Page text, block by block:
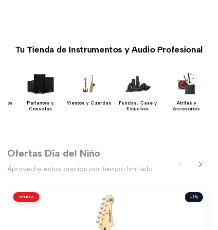
Tu Tienda de Instrumentos y Audio Profesional
Parlantes y
Consolas
Vientos y Cuerdas
Fundas, Case y
Estuches
Atriles y
Accesorios
Ofertas Día del Niño
Aprovecha estos precios por tiempo limitado
OFERTA -7%